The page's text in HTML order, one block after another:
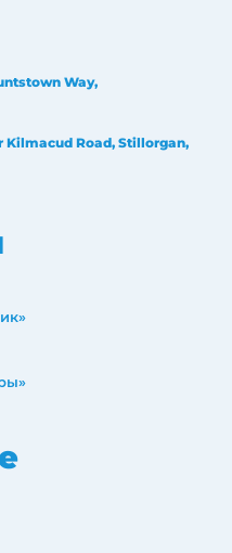
Way,
Kilmacud Road, Stillorgan,